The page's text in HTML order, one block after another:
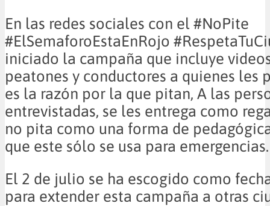
En las redes sociales con el #NoPite
#ElSemaforoEstaEnRojo
iniciado la campaña que incluye
peatones y conductores a quienes les
es la razón por la que pitan, A las
entrevistadas, se les entrega como
no pita como una forma de
que este sólo se usa para emergencias.
El 2 de julio se ha escogido como
para extender esta campaña a otras